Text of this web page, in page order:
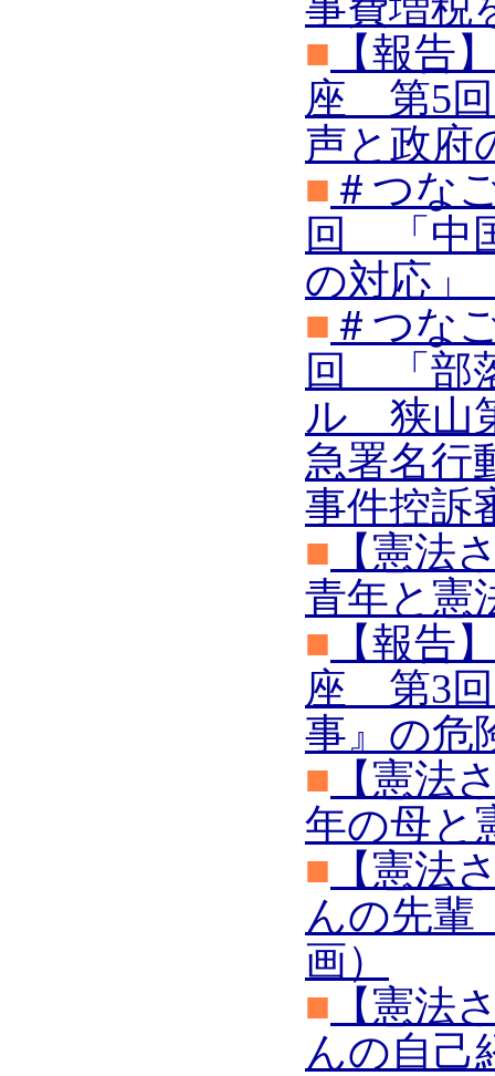
■ 【報告
座 第5
声と政府
■ ＃つな
回 「中
の対応
■ ＃つな
回 「部
ル 狭山
急署名行
事件控訴
■ 【憲法
青年と憲
■ 【報告
座 第3
事』の危
■ 【憲法
年の母と
■ 【憲法
んの先
画）
■ 【憲法
んの自己